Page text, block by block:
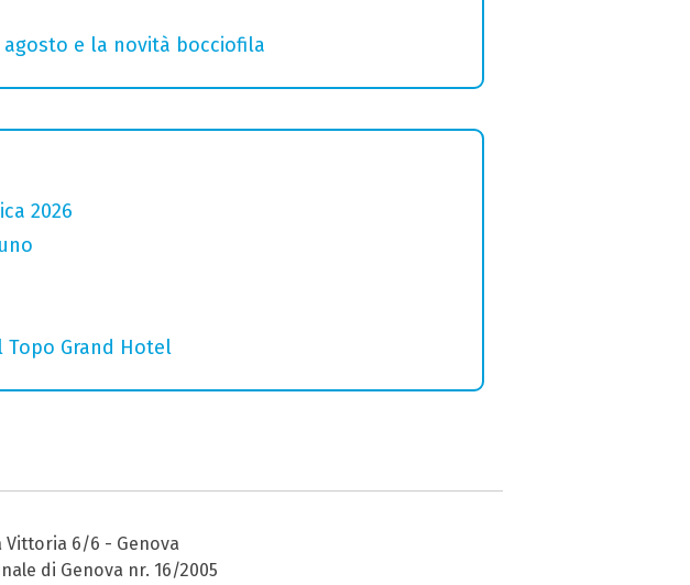
agosto e la novità bocciofila
2026
Topo Grand Hotel
Vittoria 6/6 - Genova
di Genova nr. 16/2005